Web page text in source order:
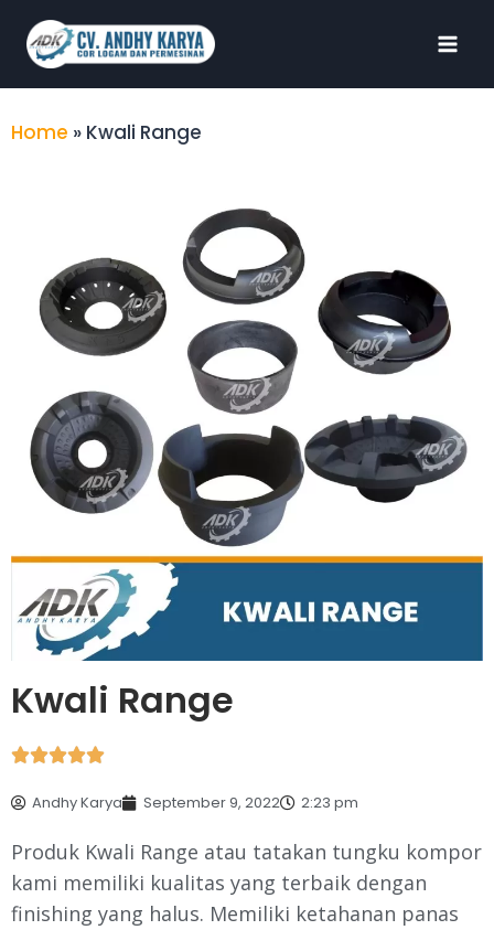
Home » Kwali Range
Kwali Range

Andhy Karya September 9, 2022 2:23 pm
Produk Kwali Range atau tatakan tungku kompor
kami memiliki kualitas yang terbaik dengan
finishing yang halus. Memiliki ketahanan panas